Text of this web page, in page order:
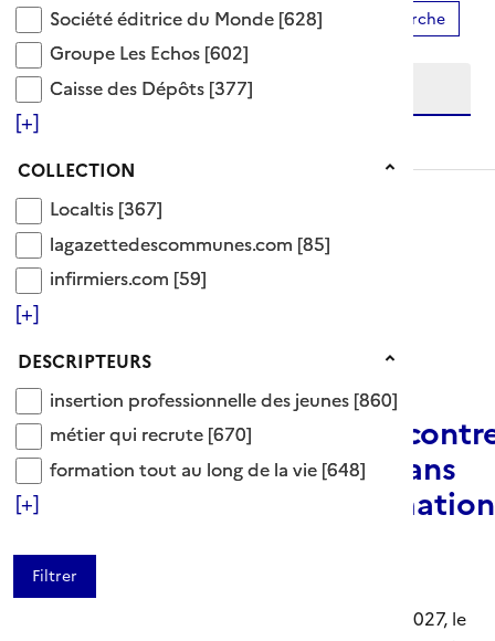
Société éditrice du Monde
Société éditrice du Monde [628]
Groupe Les Echos
Groupe Les Echos [602]
Caisse des Dépôts
Caisse des Dépôts [377]
[+]
Collection
COLLECTION
Localtis
Localtis [367]
lagazettedescommunes.com
lagazettedescommunes.com [85]
infirmiers.com
infirmiers.com [59]
[+]
Descripteurs
DESCRIPTEURS
insertion professionnelle des jeunes
insertion professionnelle des jeunes [860]
métier qui recrute
métier qui recrute [670]
formation tout au long de la vie
formation tout au long de la vie [648]
[+]
Ajouter le résultat au panier Affiner la recherche
Etendre la recherche sur
niveau(x) vers le bas
ARTICLE
Les régions vent debout
les coupes budgétaires dans
l’apprentissage et la formation
Le Monde - N°25375 31/07/2026
Nouveauté
Dans le cadre de la préparation du budget 2027, le